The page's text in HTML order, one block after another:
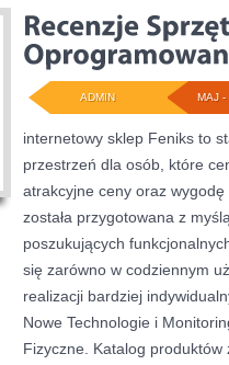
MAJ -
ADMIN
internetowy sklep Feniks to
przestrzeń dla osób, które
atrakcyjne ceny oraz
została przygotowana z
poszukujących
się zarówno w codziennym
realizacji bardziej
Nowe Technologie i
Fizyczne. Katalog produktów